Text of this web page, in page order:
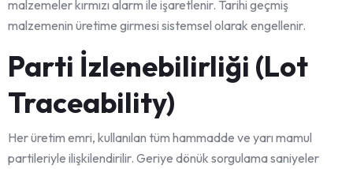
malzemeler kırmızı alarm ile işaretlenir. Tarihi geçmiş
malzemenin üretime girmesi sistemsel olarak engellenir.
Parti İzlenebilirliği (Lot
Traceability)
Her üretim emri, kullanılan tüm hammadde ve yarı mamul
partileriyle ilişkilendirilir. Geriye dönük sorgulama saniyeler